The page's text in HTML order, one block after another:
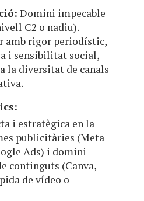
Domini impecable
C2 o nadiu).
amb rigor periodístic,
i sensibilitat social,
la diversitat de canals
i estratègica en la
publicitàries (Meta
Ads) i domini
continguts (Canva,
de vídeo o